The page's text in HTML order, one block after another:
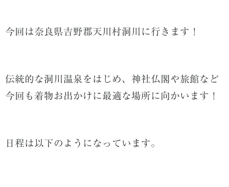
今回は奈良県吉野郡天川村洞川に行きます！
伝統的な洞川温泉をはじめ、神社仏閣や旅館など
今回も着物お出かけに最適な場所に向かいます！
日程は以下のようになっています。